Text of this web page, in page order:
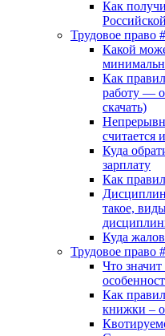
Как
Трудовое право
Какой
Как
работу —
скачать)
считается
Куда
зарплату
Как
такое,
Куда
Трудовое право
Что
Как
книжки –